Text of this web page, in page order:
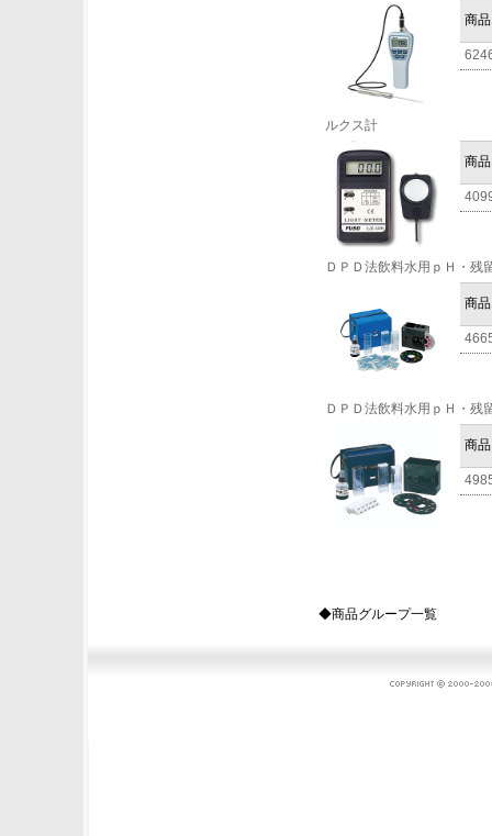
商
ルクス計
商
ＤＰＤ法飲料水用ｐＨ・残
商
ＤＰＤ法飲料水用ｐＨ・残
商
◆商品グループ一覧